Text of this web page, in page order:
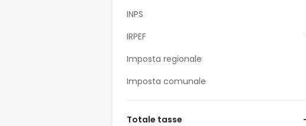
INPS
IRPEF
Imposta regionale
Imposta comunale
Totale tasse